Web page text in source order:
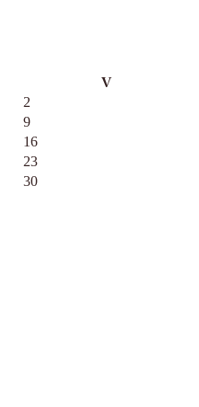
V
2
9
16
23
30